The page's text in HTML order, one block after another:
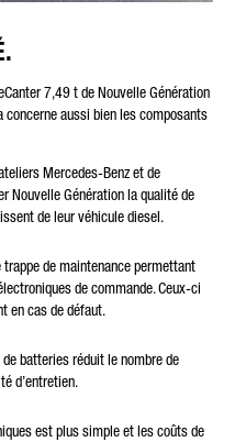
7,49 t de Nouvelle Génération
concerne aussi bien les composants
Mercedes-Benz et de
Nouvelle Génération la qualité de
de leur véhicule diesel.
trappe de maintenance permettant
de commande. Ceux-ci
en cas de défaut.
batteries réduit le nombre de
d’entretien.
est plus simple et les coûts de